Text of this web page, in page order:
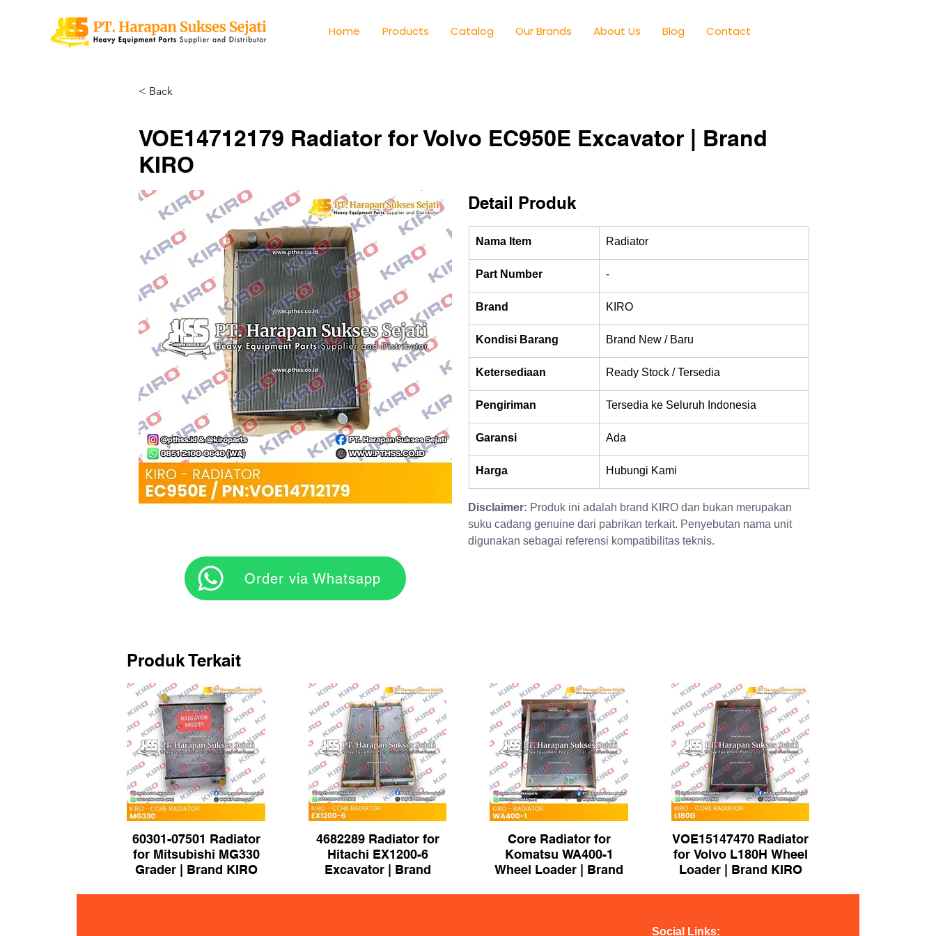
Home Products Catalog Our Brands About Us Blog Contact
< Back
VOE14712179 Radiator for Volvo EC950E Excavator | Brand
KIRO
Detail Produk
Nama Item Radiator
Part Number -
Brand KIRO
Kondisi Barang Brand New / Baru
Ketersediaan Ready Stock / Tersedia
Pengiriman Tersedia ke Seluruh Indonesia
Garansi Ada
Harga Hubungi Kami
Disclaimer: Produk ini adalah brand KIRO dan bukan merupakan
suku cadang genuine dari pabrikan terkait. Penyebutan nama unit
digunakan sebagai referensi kompatibilitas teknis.
‎ ‎ ‎‎‎ ‎ ‎ ‎ ‎ Order via Whatsapp
Produk Terkait
60301-07501 Radiator
for Mitsubishi MG330
Grader | Brand KIRO
4682289 Radiator for
Hitachi EX1200-6
Excavator | Brand
Core Radiator for
Komatsu WA400-1
Wheel Loader | Brand
VOE15147470 Radiator
for Volvo L180H Wheel
Loader | Brand KIRO
Social Links: